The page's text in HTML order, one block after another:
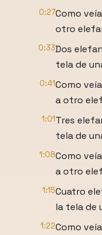
0:27Como
otro
0:33Dos
tela de
0:41Como
a otro
1:01Tres
tela de
1:08Como
a otro
1:15Cuatro
la tela de
1:22Como